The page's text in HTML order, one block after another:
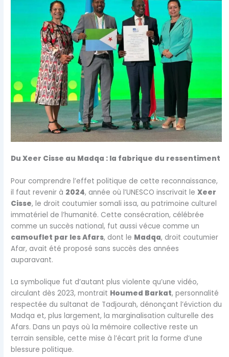
Du Xeer Cisse au Madqa : la fabrique du ressentiment
Pour comprendre l’effet politique de cette reconnaissance,
il faut revenir à 2024, année où l’UNESCO inscrivait leXeer
Cisse, le droit coutumier somali issa, au patrimoine culturel
immatériel de l’humanité. Cette consécration, célébrée
comme un succès national, fut aussi vécue comme un
camouflet par les Afars, dont le Madqa, droit coutumier
Afar, avait été proposé sans succès des années
auparavant.
La symbolique fut d’autant plus violente qu’une vidéo,
circulant dès 2023, montrait Houmed Barkat, personnalité
respectée du sultanat de Tadjourah, dénonçant l’éviction du
Madqa et, plus largement, la marginalisation culturelle des
Afars. Dans un pays où la mémoire collective reste un
terrain sensible, cette mise à l’écart prit la forme d’une
blessure politique.